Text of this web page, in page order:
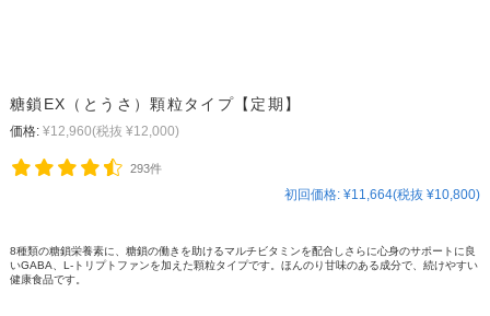
糖鎖EX（とうさ）顆粒タイプ【定期】
価格: ¥12,960(税抜 ¥12,000)
293件
初回価格: ¥11,664(税抜 ¥10,800)
8種類の糖鎖栄養素に、糖鎖の働きを助けるマルチビタミンを配合しさらに心身のサポートに良
いGABA、L-トリプトファンを加えた顆粒タイプです。ほんのり甘味のある成分で、続けやすい
健康食品です。